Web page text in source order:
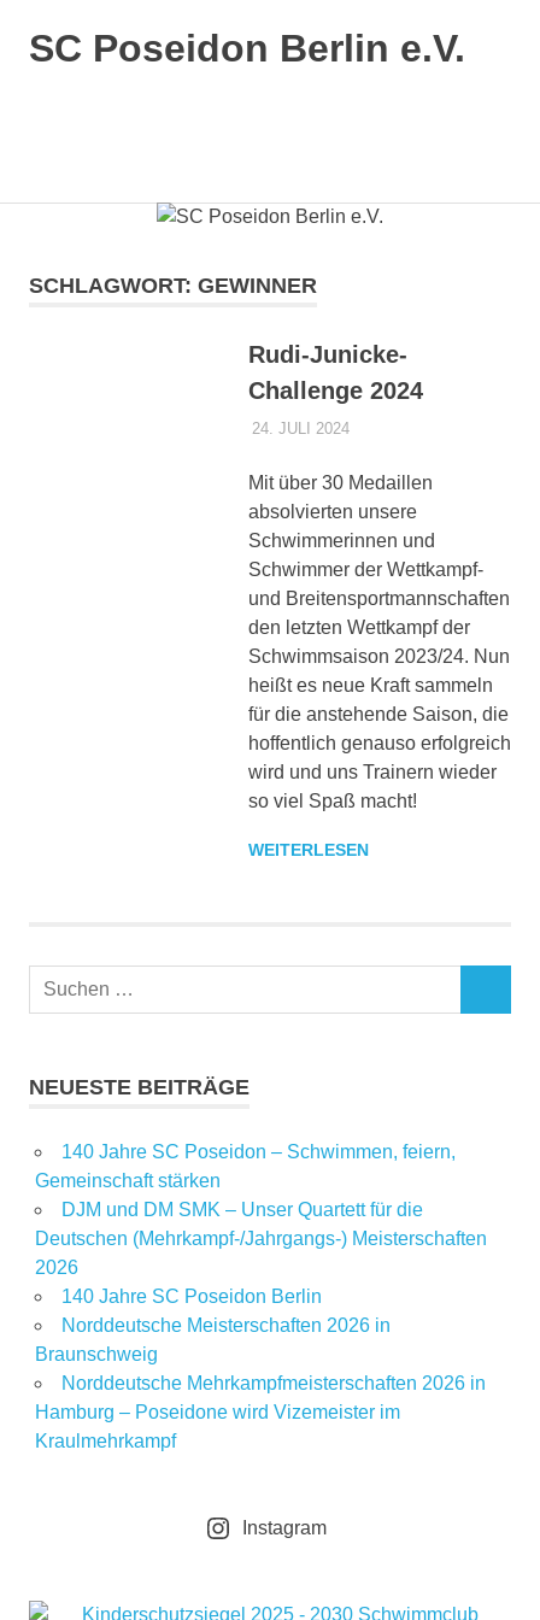
SC Poseidon Berlin e.V.
SCHLAGWORT: GEWINNER
Rudi-Junicke-
Challenge 2024
24. JULI 2024POSEIDONADMIN
AKTUELLES 1.
AKTUELLES 3.
Mit über 30 Medaillen
absolvierten unsere
Schwimmerinnen und
Schwimmer der Wettkampf-
und Breitensportmannschaften
den letzten Wettkampf der
Schwimmsaison 2023/24. Nun
heißt es neue Kraft sammeln
für die anstehende Saison, die
hoffentlich genauso erfolgreich
wird und uns Trainern wieder
so viel Spaß macht!
WEITERLESEN
NEUESTE BEITRÄGE
140 Jahre SC Poseidon – Schwimmen, feiern,
Gemeinschaft stärken
DJM und DM SMK – Unser Quartett für die
Deutschen (Mehrkampf-/Jahrgangs-) Meisterschaften
2026
140 Jahre SC Poseidon Berlin
Norddeutsche Meisterschaften 2026 in
Braunschweig
Norddeutsche Mehrkampfmeisterschaften 2026 in
Hamburg – Poseidone wird Vizemeister im
Kraulmehrkampf
Instagram